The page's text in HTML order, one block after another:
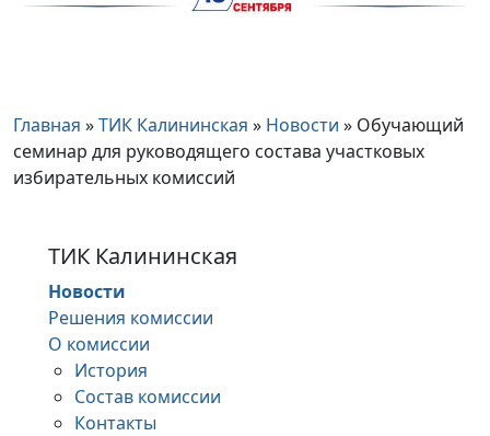
Главная »ТИК Калининская » Новости » Обучающий
семинар для руководящего состава участковых
избирательных комиссий
ТИК Калининская
Новости
Решения комиссии
О комиссии
История
Состав комиссии
Контакты